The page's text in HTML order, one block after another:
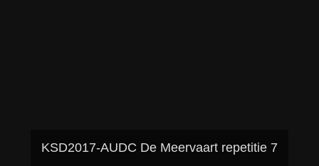
KSD2017-AUDC De Meervaart repetitie 7